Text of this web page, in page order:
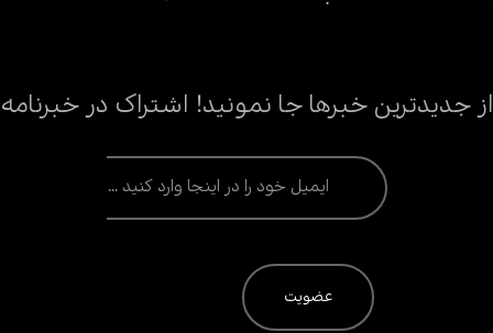
از جدیدترین خبرها جا نمونید! اشتراک در خبرنامه